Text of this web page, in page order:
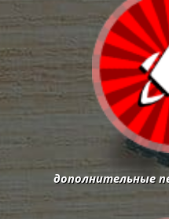
дополнительные